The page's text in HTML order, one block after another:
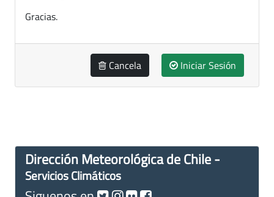
Gracias.
Cancela Iniciar Sesión
Dirección Meteorológica de Chile -
Servicios Climáticos